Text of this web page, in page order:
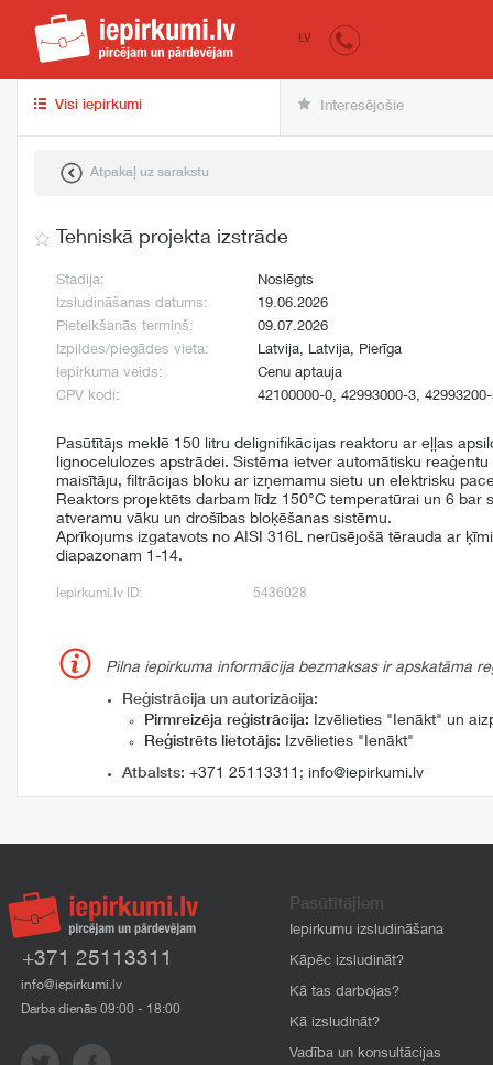
iepirkumi.lv
LV
Visi iepirkumi Interesējošie
Atpakaļ uz sarakstu
Tehniskā projekta izstrāde
Stadija:
Noslēgts
Izsludināšanas datums:
19.06.2026
Pieteikšanās termiņš:
09.07.2026
Izpildes/piegādes vieta:
Latvija, Latvija, Pierīga
Iepirkuma veids:
Cenu aptauja
CPV kodi:
42100000-0, 42993000-3,
Pasūtītājs meklē 150 litru delignifikācijas reaktoru ar eļļas
lignocelulozes apstrādei. Sistēma ietver automātisku
maisītāju, filtrācijas bloku ar izņemamu sietu un elektrisku
Reaktors projektēts darbam līdz 150°C temperatūrai un 6 bar
atveramu vāku un drošības bloķēšanas sistēmu.
Aprīkojums izgatavots no AISI 316L nerūsējošā tērauda ar
diapazonam 1-14.
Iepirkumi.lv ID: 5436028
Pilna iepirkuma informācija bezmaksas ir apskatāma
Reģistrācija un autorizācija:
Pirmreizēja reģistrācija: Izvēlieties "Ienākt" un
Reģistrēts lietotājs: Izvēlieties "Ienākt"
Atbalsts: +371 25113311 ; info@iepirkumi.lv
+371 25113311
info@iepirkumi.lv
Darba dienās 09:00 - 18:00
Pasūtītājiem
Iepirkumu izsludināšana
Kāpēc izsludināt?
Kā tas darbojas?
Kā izsludināt?
Vadība un konsultācijas